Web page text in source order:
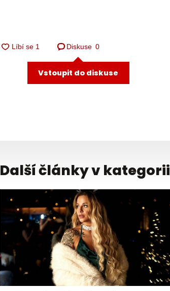
Diskuse 0
Vstoupit do diskuse
Další články v kategorii